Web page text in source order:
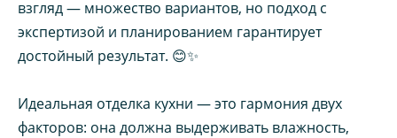
взгляд — множество вариантов, но подход с
экспертизой и планированием гарантирует
достойный результат. 😊✨
Идеальная отделка кухни — это гармония двух
факторов: она должна выдерживать влажность,